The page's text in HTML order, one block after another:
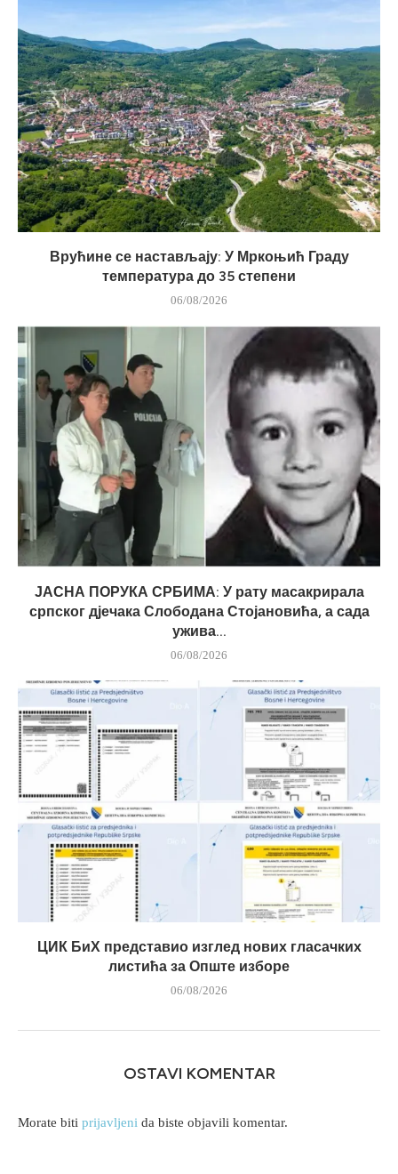
Врућине се настављају: У Мркоњић Граду
температура до 35 степени
06/08/2026
ЈАСНА ПОРУКА СРБИМА: У рату масакрирала
српског дјечака Слободана Стојановића, а сада
ужива...
06/08/2026
ЦИК БиХ представио изглед нових гласачких
листића за Опште изборе
06/08/2026
OSTAVI KOMENTAR
Morate biti prijavljeni da biste objavili komentar.